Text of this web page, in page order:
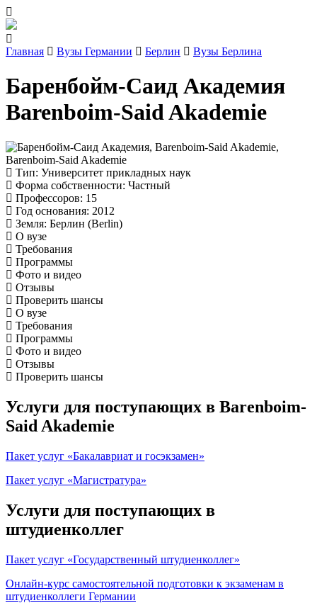
Главная Вузы Германии Берлин Вузы Берлина
Баренбойм-Саид Академия
Barenboim-Said Akademie
Тип: Университет прикладных наук
Форма собственности: Частный
Профессоров: 15
Год основания: 2012
Земля: Берлин (Berlin)
О вузе
Требования
Программы
Фото и видео
Отзывы
Проверить шансы
О вузе
Требования
Программы
Фото и видео
Отзывы
Проверить шансы
Услуги для поступающих в Barenboim-
Said Akademie
Пакет услуг «Бакалавриат и госэкзамен»
Пакет услуг «Магистратура»
Услуги для поступающих в
штудиенколлег
Пакет услуг «Государственный штудиенколлег»
Онлайн-курс самостоятельной подготовки к экзаменам в
штудиенколлеги Германии